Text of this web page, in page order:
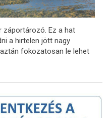
záportározó. Ez a hat
a hirtelen jött nagy
fokozatosan le lehet